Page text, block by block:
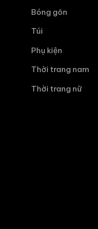
Bóng gôn
Túi
Phụ kiện
Thời trang nam
Thời trang nữ